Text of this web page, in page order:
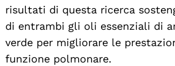
risultati di questa ricerca
di entrambi gli oli essenziali di
verde per migliorare le
funzione polmonare.